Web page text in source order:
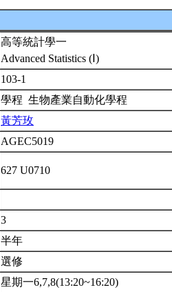
高等統計學一
Advanced Statistics (Ⅰ)
103-1
學程 生物產業自動化學程
黃芳玫
AGEC5019
627 U0710
3
半年
選修
星期一6,7,8(13:20~16:20)